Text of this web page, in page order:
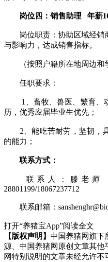
岗位四：销售助理 年薪
岗位职责：协助区域经销
与影响力，达成销售指标。
（按照户籍所在地周边和
任职要求：
1、畜牧、兽医、繁育、动
历，优秀应届毕业生优先；
2、能吃苦耐劳，坚韧，
的能力；
联系方式：
联系人：滕老
28801199/18067237712
联系邮箱：
打开“养猪宝App”阅读全文
【版权声明】 中国养猪网旗下
源、中国养猪网原创文章其
网特别说明的文章未经允许不